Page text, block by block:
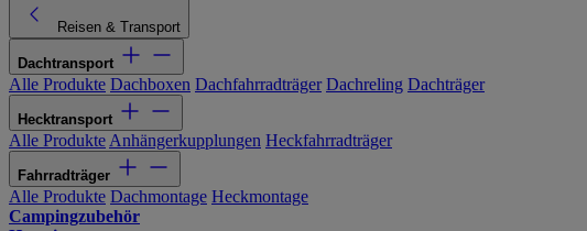
Reisen & Transport
Dachtransport
Alle Produkte Dachboxen Dachfahrradträger Dachreling Dachträger
Hecktransport
Alle Produkte Anhängerkupplungen Heckfahrradträger
Fahrradträger
Alle Produkte Dachmontage Heckmontage
Campingzubehör